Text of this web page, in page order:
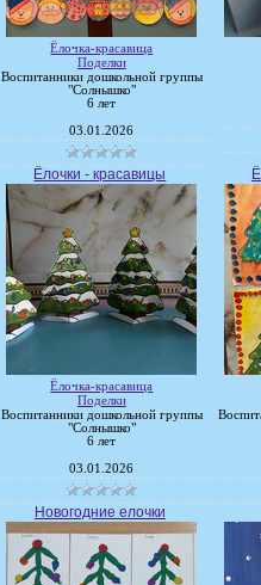
Ёлочка-красавица
Поделки
Воспитанники дошкольной группы
"Солнышко"
6 лет
03.01.2026
Ёлочки - красавицы
Ёлочка-красавица
Поделки
Воспитанники дошкольной группы
"Солнышко"
6 лет
03.01.2026
Новогодние елочки